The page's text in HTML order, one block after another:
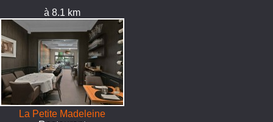
à 8.1 km
La Petite Madeleine